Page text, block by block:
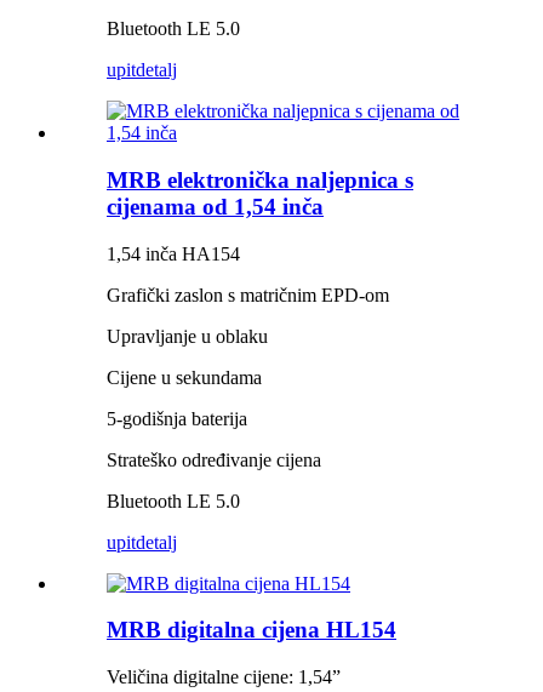
Bluetooth LE 5.0
upitdetalj
MRB elektronička naljepnica s
cijenama od 1,54 inča
1,54 inča HA154
Grafički zaslon s matričnim EPD-om
Upravljanje u oblaku
Cijene u sekundama
5-godišnja baterija
Strateško određivanje cijena
Bluetooth LE 5.0
upitdetalj
MRB digitalna cijena HL154
Veličina digitalne cijene: 1,54”